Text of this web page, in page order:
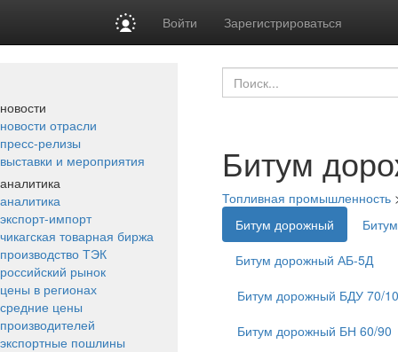
Войти Зарегистрироваться
новости
новости отрасли
пресс-релизы
выставки и мероприятия
аналитика
аналитика
экспорт-импорт
чикагская товарная биржа
производство ТЭК
российский рынок
цены в регионах
средние цены
производителей
экспортные пошлины
Битум
Топливная промышленность
Битум дорожный
Битум дорожный АБ-5Д
Битум дорожный БДУ 70/
Битум дорожный БН 60/90